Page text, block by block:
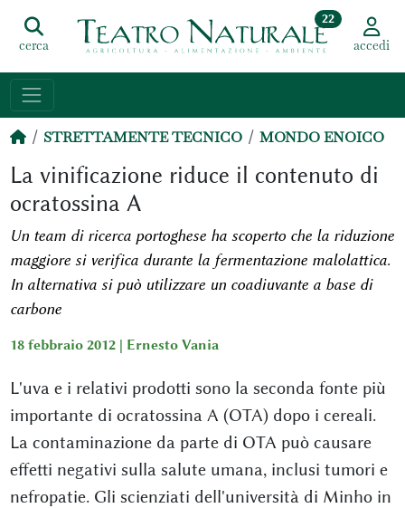
cerca
22
accedi
STRETTAMENTE TECNICO MONDO ENOICO
La vinificazione riduce il contenuto di
ocratossina A
Un team di ricerca portoghese ha scoperto che la riduzione
maggiore si verifica durante la fermentazione malolattica.
In alternativa si può utilizzare un coadiuvante a base di
carbone
18 febbraio 2012 | Ernesto Vania
L'uva e i relativi prodotti sono la seconda fonte più
importante di ocratossina A (OTA) dopo i cereali.
La contaminazione da parte di OTA può causare
effetti negativi sulla salute umana, inclusi tumori e
nefropatie. Gli scienziati dell'università di Minho in